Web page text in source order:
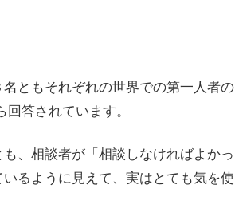
ともそれぞれの世界での第一人者の
答されています。
、相談者が「相談しなければよかっ
るように見えて、実はとても気を使